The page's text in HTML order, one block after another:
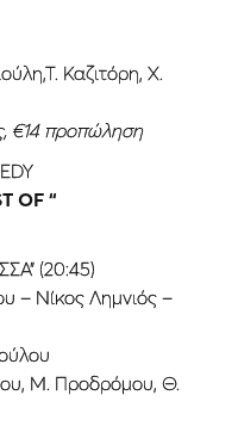
Καζιτόρη, Χ.
€14 προπώληση
OF “
(20:45)
– Νίκος Λημνιός –
Μ. Προδρόμου, Θ.